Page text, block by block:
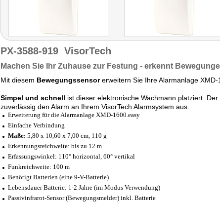
PX-3588-919 VisorTech
Machen Sie Ihr Zuhause zur Festung - erkennt
Mit diesem Bewegungssensorerweitern Sie Ihre Alarmanlage XMD-
Simpel und schnell ist dieser elektronische Wachmann platziert.
zuverlässig den Alarm an Ihrem VisorTech Alarmsystem aus.
Erweiterung für die Alarmanlage XMD-1600.easy
Einfache Verbindung
Maße: 5,80 x 10,60 x 7,00 cm, 110 g
Erkennungsreichweite: bis zu 12 m
Erfassungswinkel: 110° horizontal, 60° vertikal
Funkreichweite: 100 m
Benötigt Batterien (eine 9-V-Batterie)
Lebensdauer Batterie: 1-2 Jahre (im Modus Verwendung)
Passivinfrarot-Sensor (Bewegungsmelder) inkl. Batterie